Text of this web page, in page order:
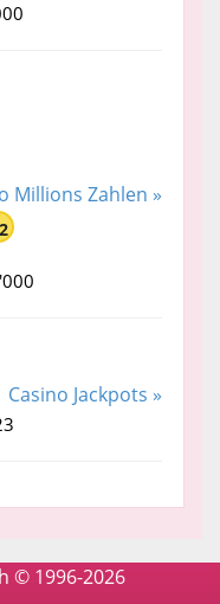
Millions Zahlen »
Casino Jackpots »
© 1996-2026